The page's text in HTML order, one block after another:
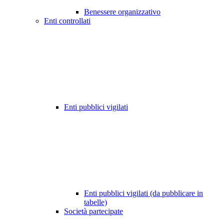
Benessere organizzativo
Enti controllati
Enti pubblici vigilati
Enti pubblici vigilati (da pubblicare in
tabelle)
Società partecipate